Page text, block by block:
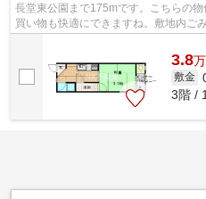
長堂東公園まで175mです。こちらの
買い物も快適にできますね。敷地内ご
3.8万
敷金
3階 /